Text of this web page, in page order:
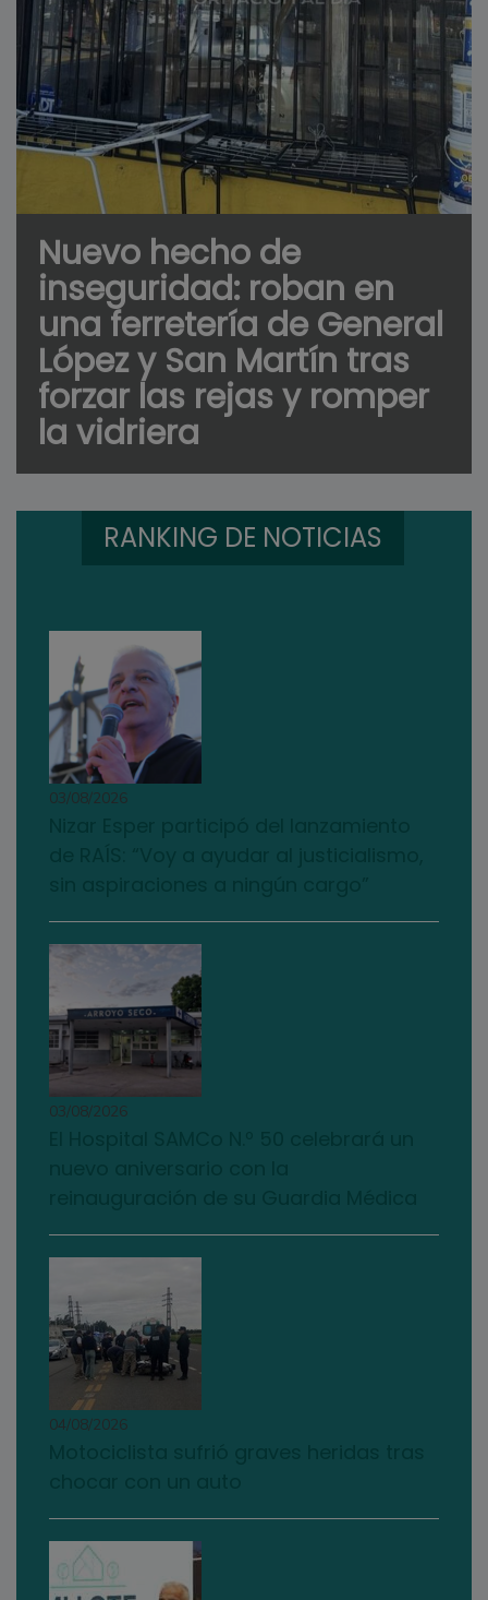
Nuevo hecho de
inseguridad: roban en
una ferretería de General
López y San Martín tras
forzar las rejas y romper
la vidriera
RANKING DE NOTICIAS
03/08/2026
03/08/2026
04/08/2026